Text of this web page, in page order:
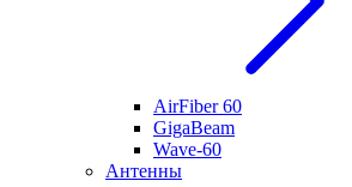
AirFiber 60
GigaBeam
Wave-60
Антенны